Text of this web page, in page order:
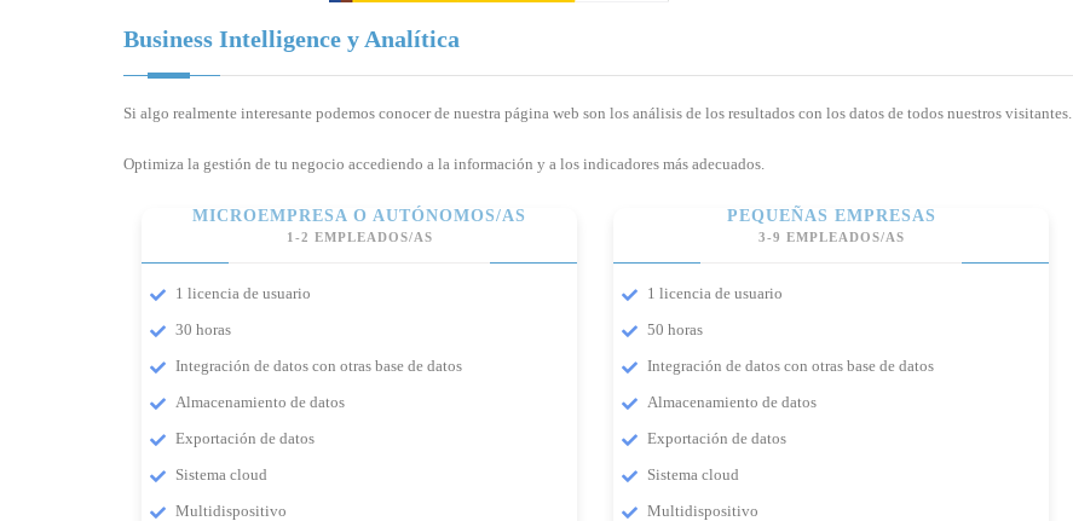
Business Intelligence y Analítica
Si algo realmente interesante podemos conocer de nuestra página web son los análisis de los resultados con los datos de todos nuestros visitantes.
Optimiza la gestión de tu negocio accediendo a la información y a los indicadores más adecuados.
MICROEMPRESA O AUTÓNOMOS/AS
1-2 EMPLEADOS/AS
1 licencia de usuario
30 horas
Integración de datos con otras base de datos
Almacenamiento de datos
Exportación de datos
Sistema cloud
Multidispositivo
PEQUEÑAS EMPRESAS
3-9 EMPLEADOS/AS
1 licencia de usuario
50 horas
Integración de datos con otras base de datos
Almacenamiento de datos
Exportación de datos
Sistema cloud
Multidispositivo